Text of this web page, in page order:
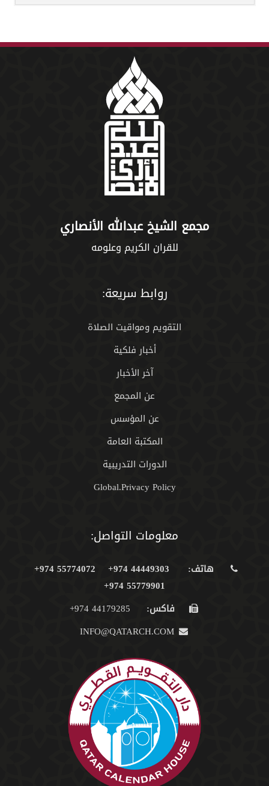
مجمع الشيخ عبدالله الأنصاري
للقران الكريم وعلومه
روابط سريعة:
التقويم ومواقيت الصلاة
أخبار فلكية
آخر الأخبار
عن المجمع
عن المؤسس
المكتبة العامة
الدورات التدريبية
Global.Privacy Policy
معلومات التواصل:
هاتف: 44449303 974+
55774072 974+
55779901 974+
فاكس: